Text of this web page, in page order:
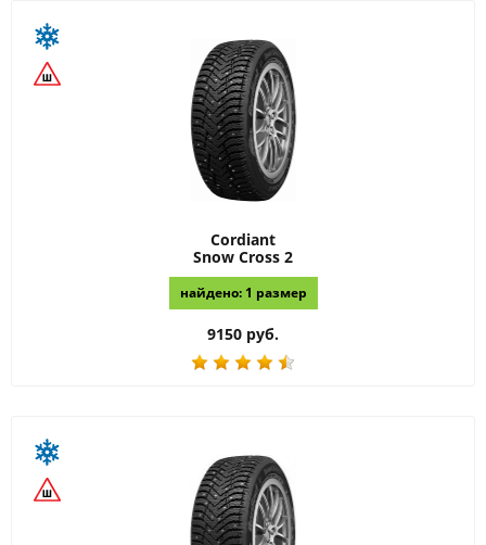
Cordiant
Snow Cross 2
найдено: 1 размер
9150 руб.